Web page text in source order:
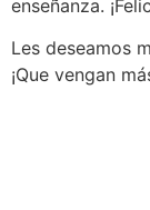
enseñanza.
Les deseamos
¡Que vengan